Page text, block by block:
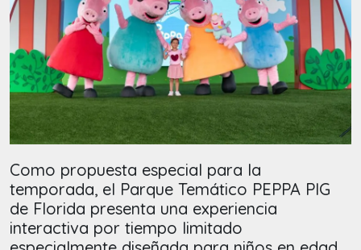
Como propuesta especial para la
temporada, el Parque Temático PEPPA PIG
de Florida presenta una experiencia
interactiva por tiempo limitado